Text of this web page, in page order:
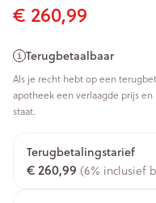
€ 260,99
Terugbetaalbaar
Als je recht hebt op een
apotheek een verlaagde prijs
staat.
Terugbetalingstarief
€ 260,99 (6% inclusief